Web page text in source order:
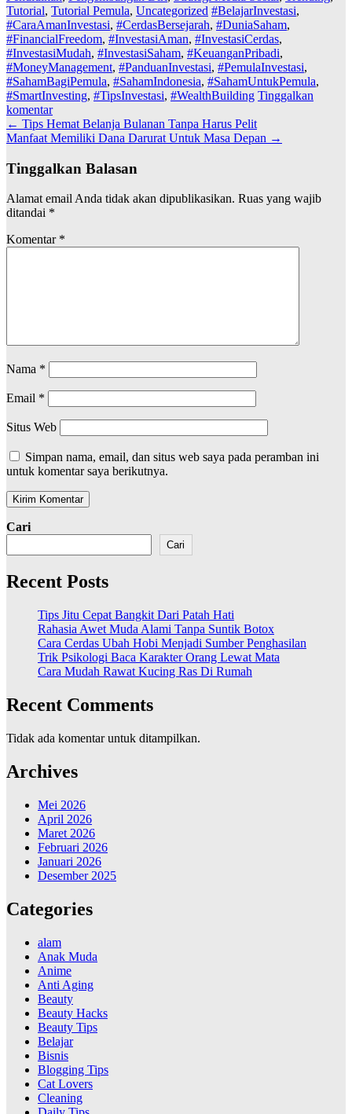
Tutorial, Tutorial Pemula, Uncategorized #BelajarInvestasi,
#CaraAmanInvestasi, #CerdasBersejarah, #DuniaSaham,
#FinancialFreedom, #InvestasiAman, #InvestasiCerdas,
#InvestasiMudah, #InvestasiSaham, #KeuanganPribadi,
#MoneyManagement, #PanduanInvestasi, #PemulaInvestasi,
#SahamBagiPemula, #SahamIndonesia, #SahamUntukPemula,
#SmartInvesting, #TipsInvestasi, #WealthBuilding Tinggalkan
komentar
Navigasi
pos
← Tips Hemat Belanja Bulanan Tanpa Harus Pelit
Manfaat Memiliki Dana Darurat Untuk Masa Depan →
Tinggalkan Balasan
Alamat email Anda tidak akan dipublikasikan. Ruas yang wajib
ditandai *
Komentar *
Nama *
Email *
Situs Web
Simpan nama, email, dan situs web saya pada peramban ini
untuk komentar saya berikutnya.
Cari
Cari
Recent Posts
Tips Jitu Cepat Bangkit Dari Patah Hati
Rahasia Awet Muda Alami Tanpa Suntik Botox
Cara Cerdas Ubah Hobi Menjadi Sumber Penghasilan
Trik Psikologi Baca Karakter Orang Lewat Mata
Cara Mudah Rawat Kucing Ras Di Rumah
Recent Comments
Tidak ada komentar untuk ditampilkan.
Archives
Mei 2026
April 2026
Maret 2026
Februari 2026
Januari 2026
Desember 2025
Categories
alam
Anak Muda
Anime
Anti Aging
Beauty
Beauty Hacks
Beauty Tips
Belajar
Bisnis
Blogging Tips
Cat Lovers
Cleaning